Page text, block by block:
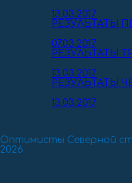
13.03.2017
РЕЗУЛЬТАТЫ
07.03.2017
РЕЗУЛЬТАТЫ
13.03.2017
РЕЗУЛЬТАТЫ
13.03.2017
Оптимисты Северной
2026